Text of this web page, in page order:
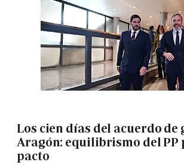
Los cien días del acuerdo de
Aragón: equilibrismo del
pacto